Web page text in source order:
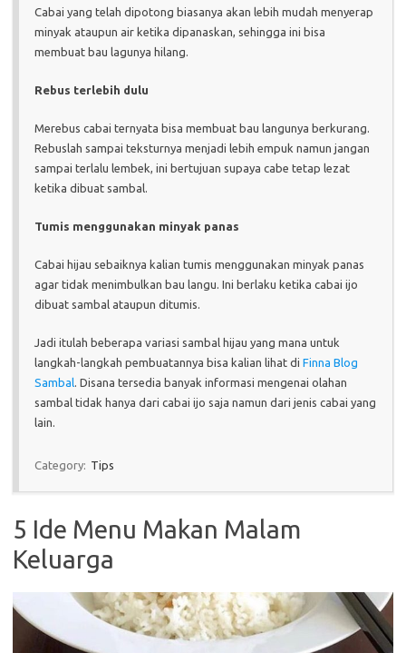
Cabai yang telah dipotong biasanya akan lebih mudah menyerap
minyak ataupun air ketika dipanaskan, sehingga ini bisa
membuat bau lagunya hilang.
Rebus terlebih dulu
Merebus cabai ternyata bisa membuat bau langunya berkurang.
Rebuslah sampai teksturnya menjadi lebih empuk namun jangan
sampai terlalu lembek, ini bertujuan supaya cabe tetap lezat
ketika dibuat sambal.
Tumis menggunakan minyak panas
Cabai hijau sebaiknya kalian tumis menggunakan minyak panas
agar tidak menimbulkan bau langu. Ini berlaku ketika cabai ijo
dibuat sambal ataupun ditumis.
Jadi itulah beberapa variasi sambal hijau yang mana untuk
langkah-langkah pembuatannya bisa kalian lihat di Finna Blog
Sambal . Disana tersedia banyak informasi mengenai olahan
sambal tidak hanya dari cabai ijo saja namun dari jenis cabai yang
lain.
Category: Tips
5 Ide Menu Makan Malam
Keluarga